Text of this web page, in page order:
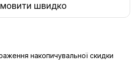
швидко
накопичувальної скидки